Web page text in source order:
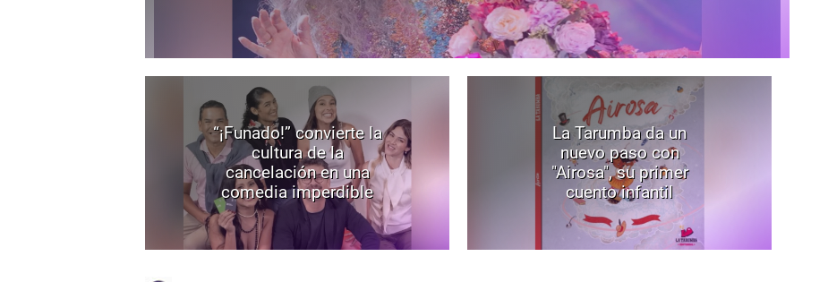
“¡Funado!” convierte la
cultura de la
cancelación en una
comedia imperdible
La Tarumba da un
nuevo paso con
"Airosa", su primer
cuento infantil